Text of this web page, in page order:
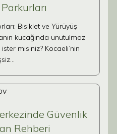
Bisiklet ve Yürüyüş
kucağında unutulmaz
misiniz? Kocaeli’nin
Güvenlik
Rehberi